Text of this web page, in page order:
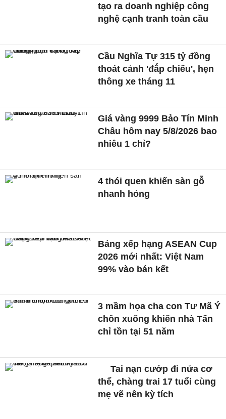
tạo ra doanh nghiệp công
nghệ cạnh tranh toàn cầu
Cầu Nghĩa Tự 315 tỷ đồng
thoát cảnh 'đắp chiếu', hẹn
thông xe tháng 11
Giá vàng 9999 Bảo Tín Minh
Châu hôm nay 5/8/2026 bao
nhiêu 1 chỉ?
4 thói quen khiến sàn gỗ
nhanh hỏng
Bảng xếp hạng ASEAN Cup
2026 mới nhất: Việt Nam
99% vào bán kết
3 mầm họa cha con Tư Mã Ý
chôn xuống khiến nhà Tấn
chỉ tồn tại 51 năm
Tai nạn cướp đi nửa cơ
thể, chàng trai 17 tuổi cùng
mẹ vẽ nên kỳ tích